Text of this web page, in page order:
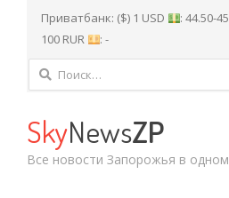
Приватбанк: ($) 1 USD : 44.50-
100 RUR
: -
Найти:
SkyNewsZP
Все новости Запорожья в одном